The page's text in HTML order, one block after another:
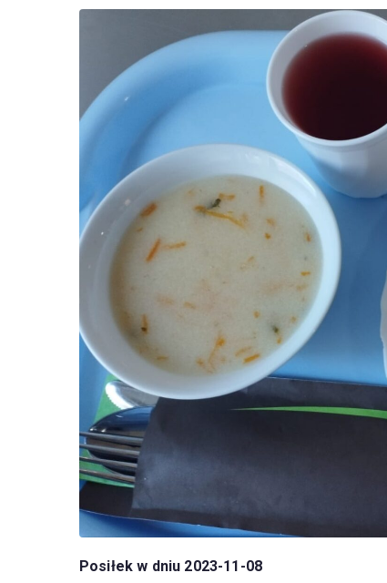
Posiłek w dniu 2023-11-08